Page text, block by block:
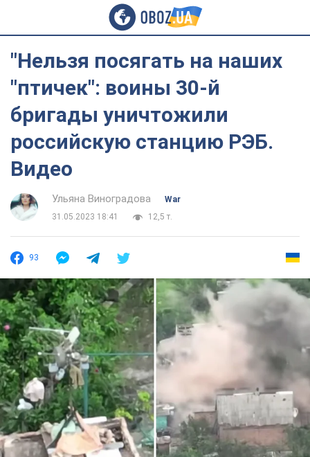
"Нельзя посягать на наших
"птичек": воины 30-й
бригады уничтожили
российскую станцию РЭБ.
Видео
Ульяна Виноградова
War
31.05.2023 18:41
12,5 т.
93